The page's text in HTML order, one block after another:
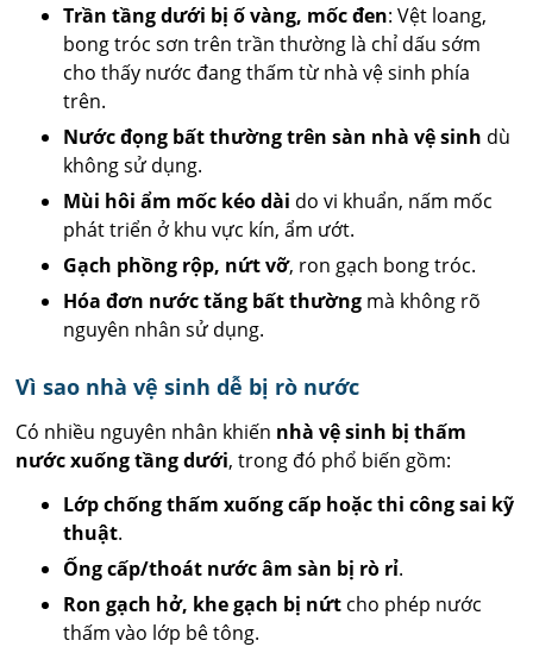
Trần tầng dưới bị ố vàng, mốc đen: Vệt loang,
bong tróc sơn trên trần thường là chỉ dấu sớm
cho thấy nước đang thấm từ nhà vệ sinh phía
trên.
Nước đọng bất thường trên sàn nhà vệ sinh dù
không sử dụng.
Mùi hôi ẩm mốc kéo dài do vi khuẩn, nấm mốc
phát triển ở khu vực kín, ẩm ướt.
Gạch phồng rộp, nứt vỡ, ron gạch bong tróc.
Hóa đơn nước tăng bất thường mà không rõ
nguyên nhân sử dụng.
Vì sao nhà vệ sinh dễ bị rò nước
Có nhiều nguyên nhân khiến nhà vệ sinh bị thấm
nước xuống tầng dưới, trong đó phổ biến gồm:
Lớp chống thấm xuống cấp hoặc thi công sai kỹ
thuật.
Ống cấp/thoát nước âm sàn bị rò rỉ.
Ron gạch hở, khe gạch bị nứt cho phép nước
thấm vào lớp bê tông.